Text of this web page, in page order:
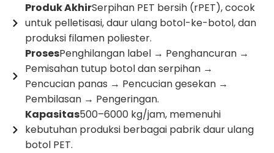
Produk AkhirSerpihan PET bersih (rPET), cocok
untuk pelletisasi, daur ulang botol-ke-botol, dan
produksi filamen poliester.
ProsesPenghilangan label → Penghancuran →
Pemisahan tutup botol dan serpihan →
Pencucian panas → Pencucian gesekan →
Pembilasan → Pengeringan.
Kapasitas500–6000 kg/jam, memenuhi
kebutuhan produksi berbagai pabrik daur ulang
botol PET.